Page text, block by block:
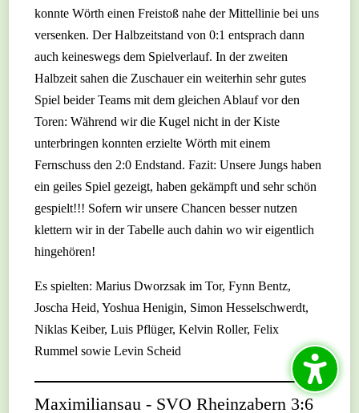
konnte Wörth einen Freistoß nahe der Mittellinie bei uns
versenken. Der Halbzeitstand von 0:1 entsprach dann
auch keineswegs dem Spielverlauf. In der zweiten
Halbzeit sahen die Zuschauer ein weiterhin sehr gutes
Spiel beider Teams mit dem gleichen Ablauf vor den
Toren: Während wir die Kugel nicht in der Kiste
unterbringen konnten erzielte Wörth mit einem
Fernschuss den 2:0 Endstand. Fazit: Unsere Jungs haben
ein geiles Spiel gezeigt, haben gekämpft und sehr schön
gespielt!!! Sofern wir unsere Chancen besser nutzen
klettern wir in der Tabelle auch dahin wo wir eigentlich
hingehören!
Es spielten: Marius Dworzsak im Tor, Fynn Bentz,
Joscha Heid, Yoshua Henigin, Simon Hesselschwerdt,
Niklas Keiber, Luis Pflüger, Kelvin Roller, Felix
Rummel sowie Levin Scheid
Maximiliansau - SVO Rheinzabern 3:6